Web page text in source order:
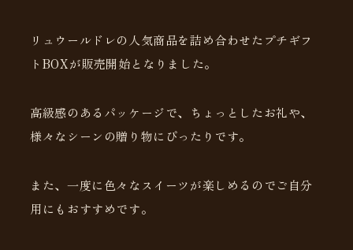
リュウールドレの人気商品を詰め合わせたプチギフ
トBOXが販売開始となりました。
高級感のあるパッケージで、ちょっとしたお礼や、
様々なシーンの贈り物にぴったりです。
また、一度に色々なスイーツが楽しめるのでご自分
用にもおすすめです。